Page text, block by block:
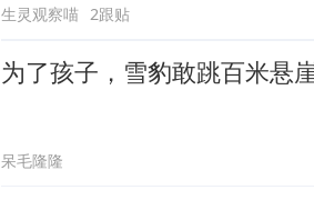
生灵观察喵 2跟贴
为了孩子，雪豹敢跳百米悬
呆毛隆隆